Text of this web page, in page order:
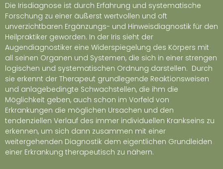
Die Irisdiagnose ist durch Erfahrung und systematische
Forschung zu einer äußerst wertvollen und oft
unverzichtbaren Ergänzungs- und Hinweisdiagnostik für den
Heilpraktiker geworden. In der Iris sieht der
Augendiagnostiker eine Widerspiegelung des Körpers mit
all seinen Organen und Systemen, die sich in einer strengen
logischen und systematischen Ordnung darstellen. Durch
sie erkennt der Therapeut grundlegende Reaktionsweisen
und anlagebedingte Schwachstellen, die ihm die
Möglichkeit geben, auch schon im Vorfeld von
Erkrankungen die möglichen Ursachen und den
tendenziellen Verlauf des immer individuellen Krankseins zu
erkennen, um sich dann zusammen mit einer
weitergehenden Diagnostik dem eigentlichen Grundleiden
einer Erkrankung therapeutisch zu nähern.